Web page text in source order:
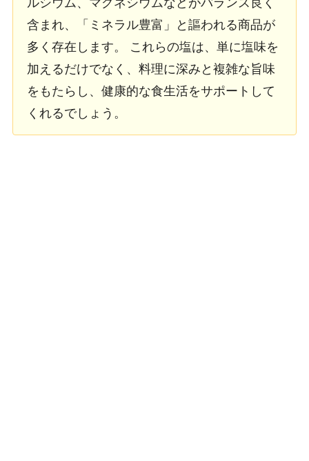
含まれ、「ミネラル豊富」と謳われる商品が
多く存在します。 これらの塩は、単に塩味を
加えるだけでなく、料理に深みと複雑な旨味
をもたらし、健康的な食生活をサポートして
くれるでしょう。